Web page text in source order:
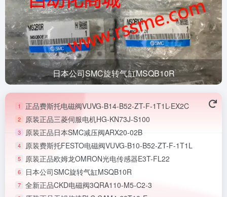
日本公司SMC旋转气缸MSQB10R
1 正品费斯托电磁阀VUVG-B14-B52-ZT-F-1T1L-EX2C
2 原装正品三菱伺服电机HG-KN73J-S100
3 原装正品日本SMC减压阀ARX20-02B
4 原装费斯托FESTO电磁阀VUVG-B10-B52-ZT-F-1T1L
5 原装正品欧姆龙OMRON光电传感器E3T-FL22
6 日本公司SMC旋转气缸MSQB10R
7 全新正品CKD电磁阀3QRA110-M5-C2-3